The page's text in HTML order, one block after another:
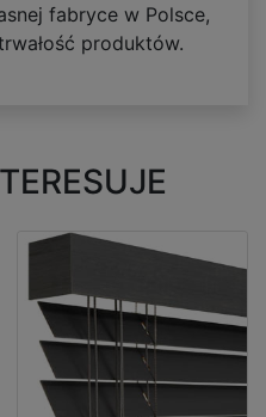
fabryce w Polsce,
produktów.